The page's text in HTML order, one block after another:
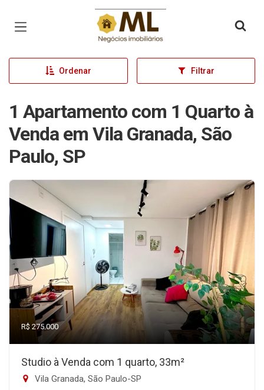
Página inicial
Ordenar Filtrar
1 Apartamento com 1 Quarto à
Venda em Vila Granada, São
Paulo, SP
R$ 275.000
Studio à Venda com 1 quarto, 33m²
Vila Granada, São Paulo-SP